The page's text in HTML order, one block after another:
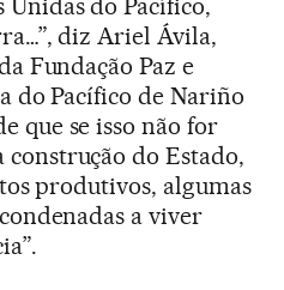
do Pacífico,
diz Ariel Ávila,
Fundação Paz e
do Pacífico de Nariño
que se isso não for
do Estado,
produtivos, algumas
a viver